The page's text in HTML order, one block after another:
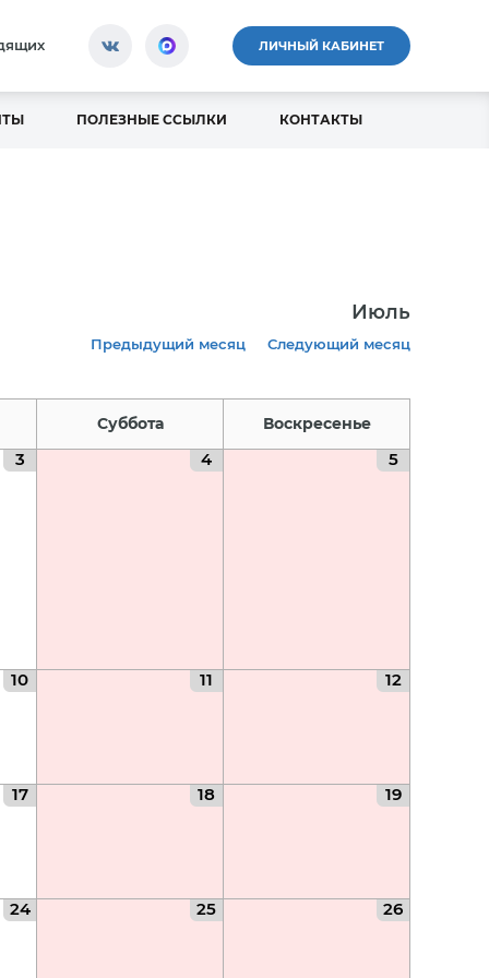
ЛИЧНЫЙ КАБИНЕТ
ПОЛЕЗНЫЕ ССЫЛКИ КОНТАКТЫ
Июль
Предыдущий месяц Следующий месяц
Суббота Воскресенье
3 4 5
10 11 12
17 18 19
24 25 26